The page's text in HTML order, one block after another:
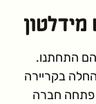
התחתנו.
בקריירה
פתחה חברה